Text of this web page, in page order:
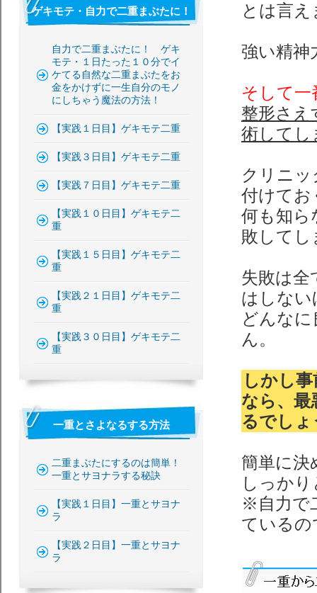
とは言
強い精神
そして一
整形さえ
術してし
クリニッ
付けてお
何も知ら
敗してし
失敗は全
はしな
どんな
ん。
しかし
なら、最
るでしょ
簡単に決
しっか
※自力で
ているの
ゲキモテ・自力で二重まぶたに！
自力で二重まぶたに！ ゲキ
モテ・１日たった１０分でイ
ケてる自然な二重まぶたをお
金をかけずに一生自分のモノ
にしちゃう魔法の方法！
【実践１日目】ゲキモテ二重
【実践３日目】ゲキモテ二重
【実践７日目】ゲキモテ二重
【実践１０日目】ゲキモテ二
重
【実践１５日目】ゲキモテ二
重
【実践２１日目】ゲキモテ二
重
【実践３０日目】ゲキモテ二
重
一重とさよなるする方法
二重まぶたにするのは簡単！
一重とサヨナラする秘訣
【実践１日目】一重とサヨナ
ラ
【実践２日目】一重とサヨナ
ラ